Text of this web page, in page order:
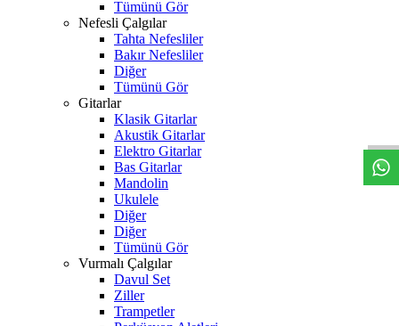
Tümünü Gör
Nefesli Çalgılar
Tahta Nefesliler
Bakır Nefesliler
Diğer
Tümünü Gör
Gitarlar
Klasik Gitarlar
Akustik Gitarlar
Elektro Gitarlar
Bas Gitarlar
Mandolin
Ukulele
Diğer
Diğer
Tümünü Gör
Vurmalı Çalgılar
Davul Set
Ziller
Trampetler